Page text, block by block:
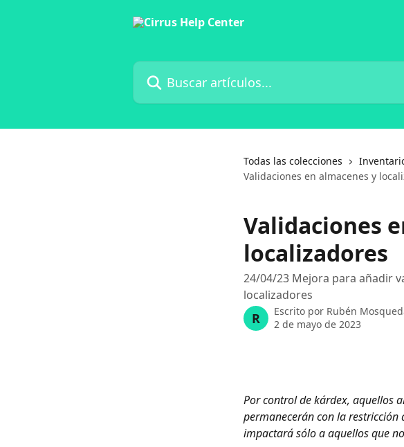
Buscar artículos...
Todas las colecciones
Validaciones en almacenes y
Validaciones
localizadores
24/04/23 Mejora para añadir
localizadores
R Escrito por Rubén
2 de mayo de 2023
Por control de kárdex, aquellos
permanecerán con la
impactará sólo a aquellos que